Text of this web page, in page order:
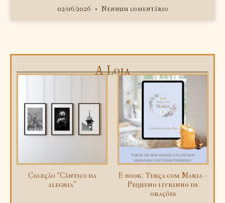
02/06/2026 Nenhum comentário
A Loja
Coleção “Cântico da
alegria”
E-book: Terça com Maria –
Pequeno livrinho de
orações